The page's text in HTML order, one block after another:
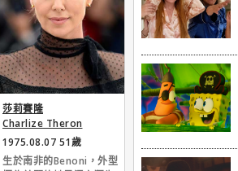
莎莉賽隆
Charlize Theron
1975.08.07 51歲
生於南非的Benoni，外型